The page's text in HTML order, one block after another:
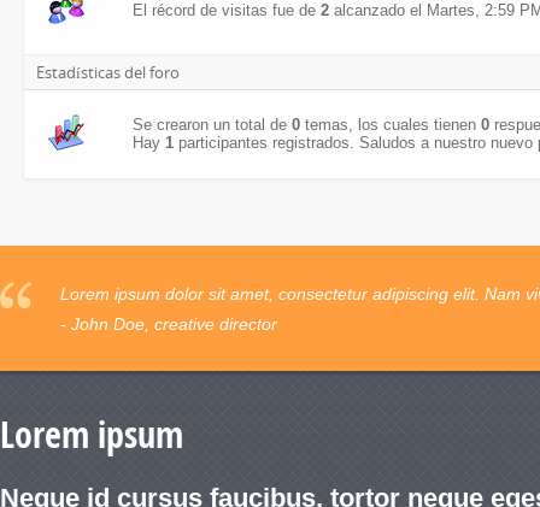
El récord de visitas fue de 2 alcanzado el Martes, 2:59
Estadísticas del foro
Se crearon un total de 0 temas, los cuales tienen 0
Hay 1 participantes registrados. Saludos a nuestro
Lorem ipsum dolor sit amet, consectetur adipiscing elit. Nam
- John Doe, creative director
Lorem ipsum
Neque id cursus faucibus, tortor neque